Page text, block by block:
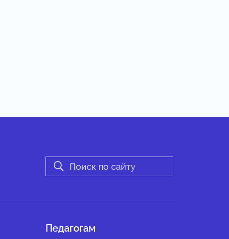
Педагогам